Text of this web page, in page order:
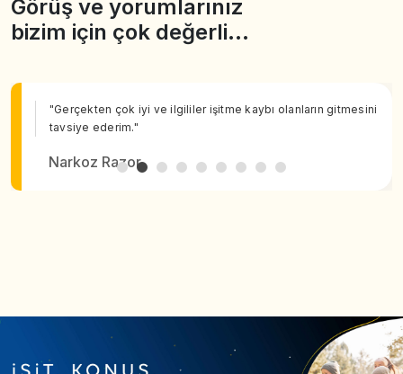
Görüş ve yorumlarınız
bizim için çok değerli…
"Gerçekten çok iyi ve ilgililer işitme kaybı olanların gitmesini
tavsiye ederim."
Narkoz Razor